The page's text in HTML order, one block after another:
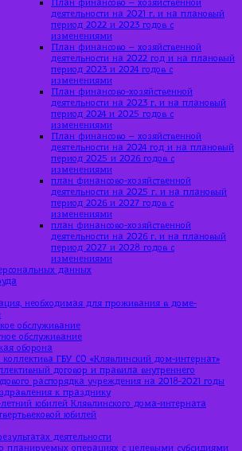
План финансово – хозяйственной
деятельности на 2021 г. и на плановый
период 2022 и 2023 годов с
изменениями
План финансово – хозяйственной
деятельности на 2022 год и на плановый
период 2023 и 2024 годов с
изменениями
План финансово-хозяйственной
деятельности на 2023 г. и на плановый
период 2024 и 2025 годов с
изменениями
План финансово – хозяйственной
деятельности на 2024 год и на плановый
период 2025 и 2026 годов с
изменениями
план финансово-хозяйственной
деятельности на 2025 г. и на плановый
период 2026 и 2027 годов с
изменениями
план финансово-хозяйственной
деятельности на 2026 г. и на плановый
период 2027 и 2028 годов с
изменениями
данных
необходимая для проживания в доме-
обслуживание
обслуживание
оборона
ГБУ СО «Клявлинский дом-интернат»
договор и правила внутреннего
распорядка учреждения на 2018-2021 годы
к празднику
юбилей Клявлинского дома-интерната
юбилей
деятельности
планируемых операциях с целевыми субсидиями